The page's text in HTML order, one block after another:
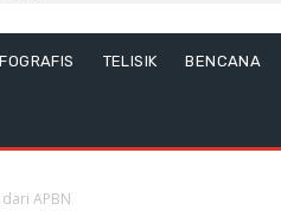
TELISIK BENCANA
APBN